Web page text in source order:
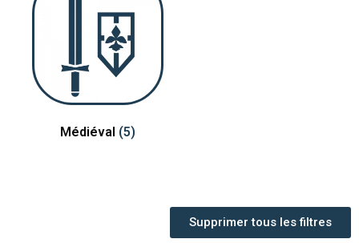
Médiéval (5)
Supprimer tous les filtres